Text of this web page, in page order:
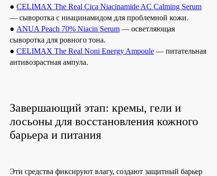
● CELIMAX The Real Cica Niacinamide AC Calming Serum
— сыворотка с ниацинамидом для проблемной кожи.
● ANUA Peach 70% Niacin Serum — осветляющая
сыворотка для ровного тона.
● CELIMAX The Real Noni Energy Ampoule — питательная
антивозрастная ампула.
Завершающий этап: кремы, гели и
лосьоны для восстановления кожного
барьера и питания
Эти средства фиксируют влагу, создают защитный барьер